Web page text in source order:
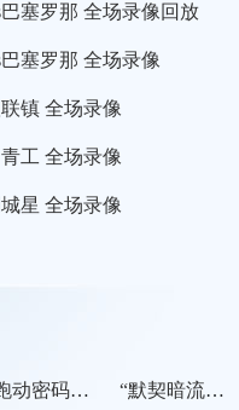
塞罗那 全场录像回放
塞罗那 全场录像
联镇 全场录像
青工 全场录像
星 全场录像
“跑动密码：从40天世界杯数据看战术效率的隐形杠杆”
“默契暗流：小组赛末轮的无声交易”